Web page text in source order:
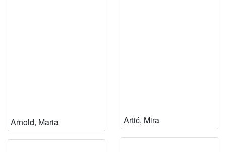
Arnold, Maria Artić, Mira